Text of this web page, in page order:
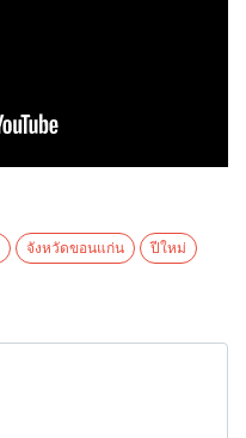
จังหวัดขอนแก่น ปีใหม่